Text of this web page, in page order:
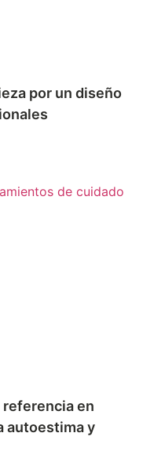
por un diseño
referencia en
autoestima y